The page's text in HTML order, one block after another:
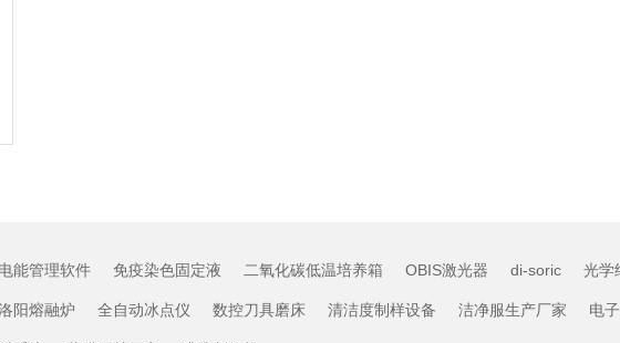
电能管理软件 免疫染色固定液 二氧化碳低温培养箱 OBIS激光器 di-soric 光学
阳熔融炉 全自动冰点仪 数控刀具磨床 清洁度制样设备 洁净服生产厂家 电